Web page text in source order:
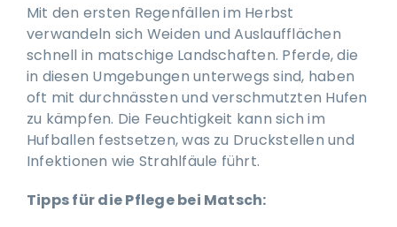
Mit den ersten Regenfällen im Herbst
verwandeln sich Weiden und Auslaufflächen
schnell in matschige Landschaften. Pferde, die
in diesen Umgebungen unterwegs sind, haben
oft mit durchnässten und verschmutzten Hufen
zu kämpfen. Die Feuchtigkeit kann sich im
Hufballen festsetzen, was zu Druckstellen und
Infektionen wie Strahlfäule führt.
Tipps für die Pflege bei Matsch: